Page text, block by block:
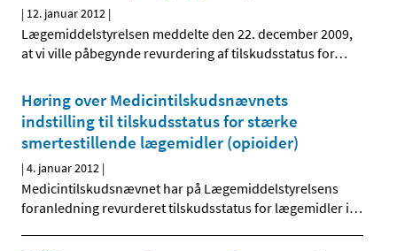
| 12. januar 2012 |
Lægemiddelstyrelsen meddelte den 22. december 2009,
at vi ville påbegynde revurdering af tilskudsstatus for…
Høring over Medicintilskudsnævnets
indstilling til tilskudsstatus for stærke
smertestillende lægemidler (opioider)
|4. januar 2012 |
Medicintilskudsnævnet har på Lægemiddelstyrelsens
foranledning revurderet tilskudsstatus for lægemidler i…